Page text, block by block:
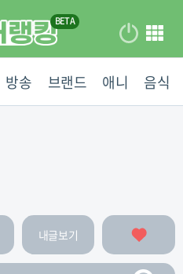
방송 브랜드 애니 음식
내글보기